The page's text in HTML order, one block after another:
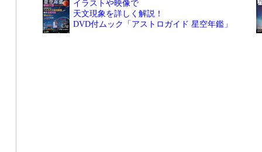
イラストや映像で
天文現象を詳しく解説！
DVD付ムック「アストロガイド 星空年鑑」